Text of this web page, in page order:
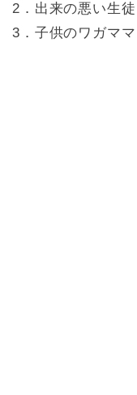
2．出来の悪い生
3．子供のワガマ